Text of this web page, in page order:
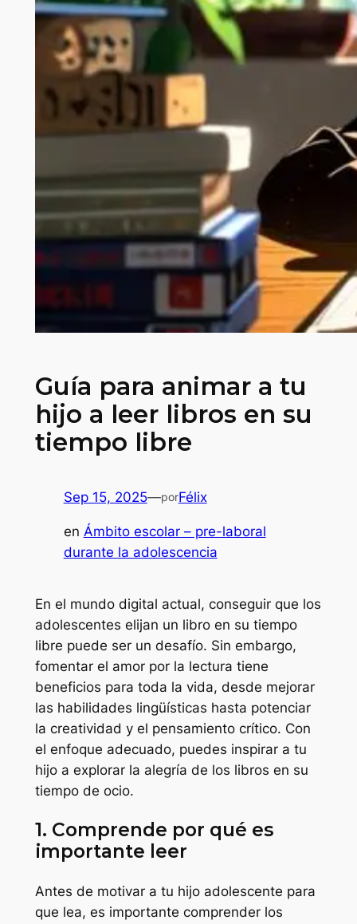
Guía para animar a tu
hijo a leer libros en su
tiempo libre
Sep 15, 2025—porFélix
en Ámbito escolar – pre-laboral
durante la adolescencia
En el mundo digital actual, conseguir que los
adolescentes elijan un libro en su tiempo
libre puede ser un desafío. Sin embargo,
fomentar el amor por la lectura tiene
beneficios para toda la vida, desde mejorar
las habilidades lingüísticas hasta potenciar
la creatividad y el pensamiento crítico. Con
el enfoque adecuado, puedes inspirar a tu
hijo a explorar la alegría de los libros en su
tiempo de ocio.
1. Comprende por qué es
importante leer
Antes de motivar a tu hijo adolescente para
que lea, es importante comprender los